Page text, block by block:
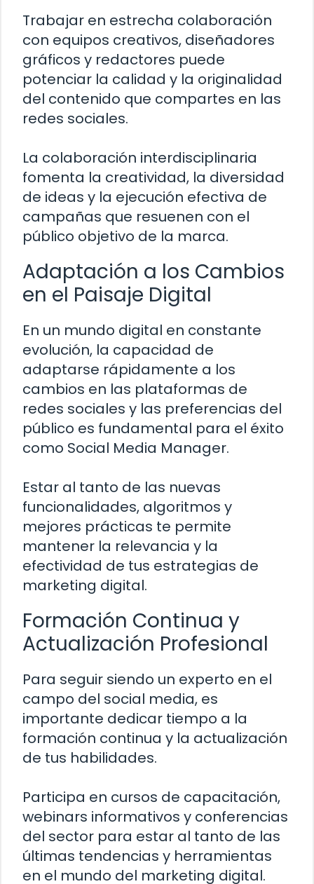
Trabajar en estrecha colaboración
con equipos creativos, diseñadores
gráficos y redactores puede
potenciar la calidad y la originalidad
del contenido que compartes en las
redes sociales.
La colaboración interdisciplinaria
fomenta la creatividad, la diversidad
de ideas y la ejecución efectiva de
campañas que resuenen con el
público objetivo de la marca.
Adaptación a los Cambios
en el Paisaje Digital
En un mundo digital en constante
evolución, la capacidad de
adaptarse rápidamente a los
cambios en las plataformas de
redes sociales y las preferencias del
público es fundamental para el éxito
como Social Media Manager.
Estar al tanto de las nuevas
funcionalidades, algoritmos y
mejores prácticas te permite
mantener la relevancia y la
efectividad de tus estrategias de
marketing digital.
Formación Continua y
Actualización Profesional
Para seguir siendo un experto en el
campo del social media, es
importante dedicar tiempo a la
formación continua y la actualización
de tus habilidades.
Participa en cursos de capacitación,
webinars informativos y conferencias
del sector para estar al tanto de las
últimas tendencias y herramientas
en el mundo del marketing digital.